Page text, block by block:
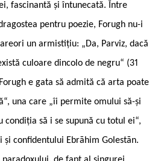
fascinantă și întunecată. Între
pentru poezie, Forugh nu-i
un armistițiu: „Da, Parviz, dacă
culoare dincolo de negru“ (31
e gata să admită că arta poate
una care „îi permite omului să-și
să i se supună cu totul ei“,
confidentului Ebrāhim Golestān.